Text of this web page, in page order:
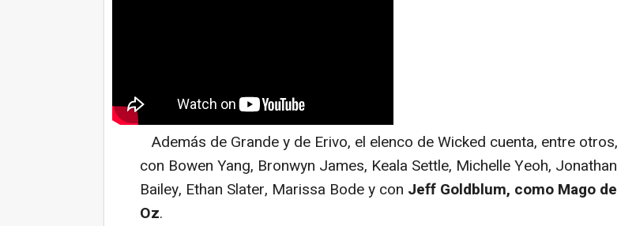
Además de Grande y de Erivo, el elenco de Wicked cuenta, entre otros,
con Bowen Yang, Bronwyn James, Keala Settle, Michelle Yeoh, Jonathan
Bailey, Ethan Slater, Marissa Bode y con Jeff Goldblum, como Mago de
Oz.